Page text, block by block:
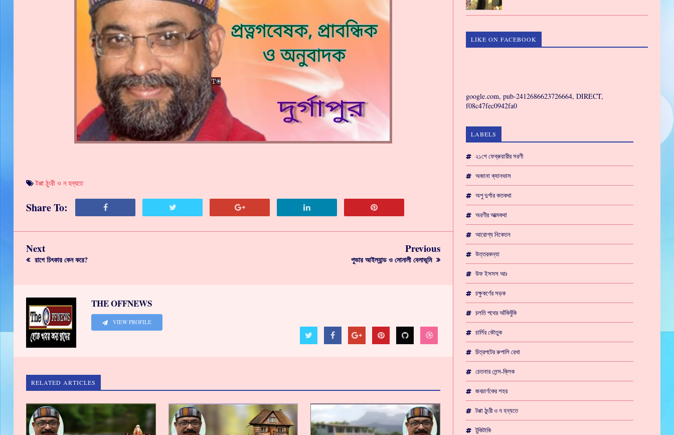
টপ্পা ঠুংরী ও ন হন্যতে
Share To:
Next
রাগে চিৎকার কেন করে?
Previous
পুভার আইল্যান্ড ও সোনালী বেলাভূমি
THE OFFNEWS
VIEW PROFILE
RELATED ARTICLES
LIKE ON FACEBOOK
google.com, pub-2412686623726664, DIRECT,
f08c47fec0942fa0
LABELS
২১শে ফেব্রুয়ারীর সরণী
অজানা ক্যানভাস
অপু দুর্গার কতকথা
অরণীর আত্মকথা
আরোগ্য নিকেতন
উত্তরকন্যা
উফ ইসসস আঃ
চক্ষুকর্ণের সড়ক
চলতি পথের আঁকিবুঁকি
চার্লির কৌতুক
চিত্রপটের রুপালি রেখা
চেতনার লেন্স-ক্লিক
জবচার্ণকের শহর
টপ্পা ঠুংরী ও ন হন্যতে
টুকিটাকি